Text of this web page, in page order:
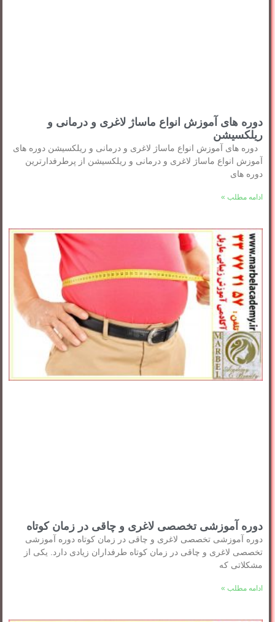
دوره های آموزش انواع ماساژ لاغری و درمانی و
ریلکسیشن
دوره های آموزش انواع ماساژ لاغری و درمانی و ریلکسیشن دوره های
آموزش انواع ماساژ لاغری و درمانی و ریلکسیشن از پرطرفدارترین
دوره های
ادامه مطلب »
دوره آموزشی تخصصی لاغری و چاقی در زمان کوتاه
دوره آموزشی تخصصی لاغری و چاقی در زمان کوتاه دوره آموزشی
تخصصی لاغری و چاقی در زمان کوتاه طرفداران زیادی دارد. یکی از
مشکلاتی که
ادامه مطلب »